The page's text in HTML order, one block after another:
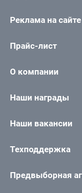
Реклама на сайте
Прайс-лист
О компании
Наши награды
Наши вакансии
Техподдержка
Предвыборная